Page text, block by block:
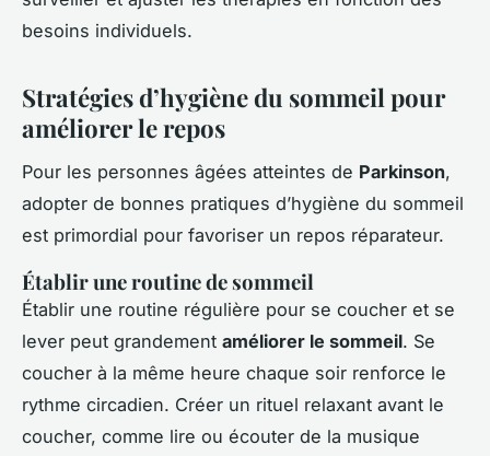
besoins individuels.
Stratégies d’hygiène du sommeil pour
améliorer le repos
Pour les personnes âgées atteintes de Parkinson,
adopter de bonnes pratiques d’hygiène du sommeil
est primordial pour favoriser un repos réparateur.
Établir une routine de sommeil
Établir une routine régulière pour se coucher et se
lever peut grandement améliorer le sommeil. Se
coucher à la même heure chaque soir renforce le
rythme circadien. Créer un rituel relaxant avant le
coucher, comme lire ou écouter de la musique